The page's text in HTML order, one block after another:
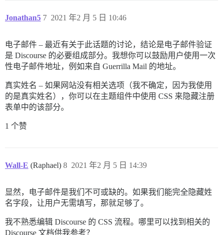
Jonathan5 2021 年2 月 5 日 10:46
7
电子邮件 – 最近有关于此话题的讨论，结论是电子邮件验证
是 Discourse 的必要组成部分。我想你可以鼓励用户使用一次
性电子邮件地址，例如来自 Guerrilla Mail 的地址。
真实姓名 – 如果网站没有相关选项（我不确定，因为我使用
的是真实姓名），你可以在主题组件中使用 CSS 来隐藏注册
表单中的该部分。
1 个赞
Wall-E (Raphael) 2021 年2 月 5 日 14:39
8
显然，电子邮件是我们不可或缺的。如果我们能完全隐藏姓
名字段，让用户无需填写，那就足够了。
我不熟悉编辑 Discourse 的 CSS 流程。哪里可以找到相关的
Discourse 文档供我参考？